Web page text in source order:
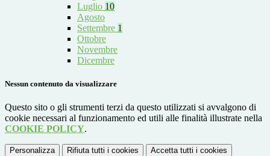
Luglio 10
Agosto
Settembre 1
Ottobre
Novembre
Dicembre
Nessun contenuto da visualizzare
Questo sito o gli strumenti terzi da questo utilizzati si avvalgono di
cookie necessari al funzionamento ed utili alle finalità illustrate nella
COOKIE POLICY.
Personalizza Rifiuta tutti i cookies Accetta tutti i cookies